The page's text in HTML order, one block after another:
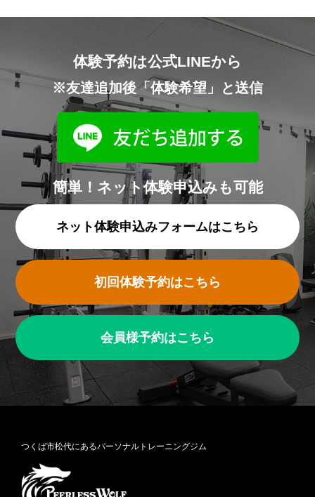
体験予約は公式LINEから
※友達追加後「体験希望」と送信
簡単！ネット体験申込みも可能
ネット体験申込みフォームはこちら
初回体験予約はこちら
会員様予約はこちら
つくば市松代にあるパーソナルトレーニングジム